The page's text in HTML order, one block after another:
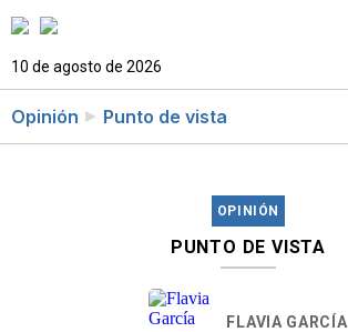
10 de agosto de 2026
Opinión Punto de vista
OPINIÓN
PUNTO DE VISTA
FLAVIA GARCÍA